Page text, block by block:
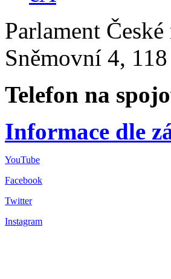
Parlament
Sněmovní 4,
Telefon na
Informace dle
YouTube
Facebook
Twitter
Instagram